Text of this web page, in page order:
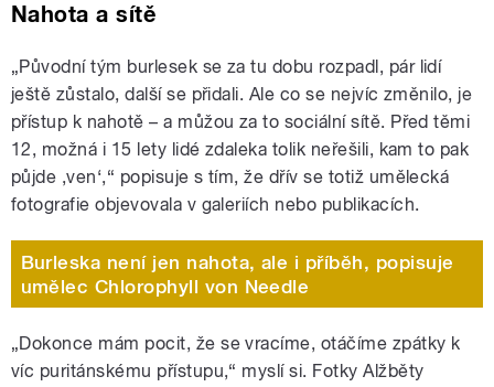
Nahota a sítě
„Původní tým burlesek se za tu dobu rozpadl, pár lidí
ještě zůstalo, další se přidali. Ale co se nejvíc změnilo, je
přístup k nahotě – a můžou za to sociální sítě. Před těmi
12, možná i 15 lety lidé zdaleka tolik neřešili, kam to pak
půjde ,ven‘,“ popisuje s tím, že dřív se totiž umělecká
fotografie objevovala v galeriích nebo publikacích.
Burleska není jen nahota, ale i příběh, popisuje
umělec Chlorophyll von Needle
„Dokonce mám pocit, že se vracíme, otáčíme zpátky k
víc puritánskému přístupu,“ myslí si. Fotky Alžběty